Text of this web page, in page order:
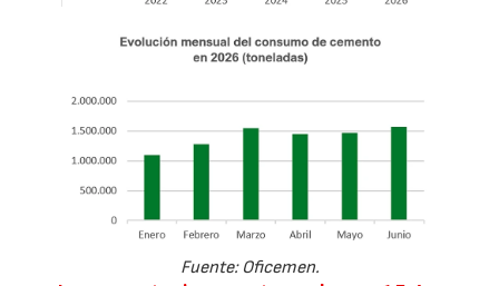
Fuente: Oficemen.